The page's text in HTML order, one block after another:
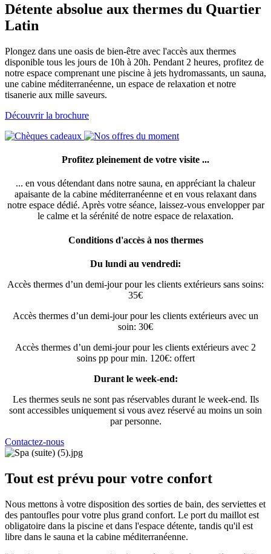
Détente absolue aux thermes du Quartier
Latin
Plongez dans une oasis de bien-être avec l'accès aux thermes
disponible tous les jours de 10h à 20h. Pendant 2 heures, profitez de
notre espace comprenant une piscine à jets hydromassants, un sauna,
une cabine méditerranéenne, un espace de relaxation et notre
tisanerie aux mille saveurs.
Découvrir la brochure
Profitez pleinement de votre visite ...
... en vous détendant dans notre sauna, en appréciant la chaleur
apaisante de la cabine méditerranéenne et en vous relaxant dans
notre espace dédié. Après votre séance, laissez-vous envelopper par
le calme et la sérénité de notre espace de relaxation.
Conditions d'accès à nos thermes
Du lundi au vendredi:
Accès thermes d’un demi-jour pour les clients extérieurs sans soins:
35€
Accès thermes d’un demi-jour pour les clients extérieurs avec un
soin: 30€
Accès thermes d’un demi-jour pour les clients extérieurs avec 2
soins pp pour min. 120€: offert
Durant le week-end:
Les thermes seuls ne sont pas réservables durant le week-end. Ils
sont accessibles uniquement si vous avez réservé au moins un soin
par personne.
Contactez-nous
Tout est prévu pour votre confort
Nous mettons à votre disposition des sorties de bain, des serviettes et
des pantoufles pour votre plus grand confort. Le port du maillot est
obligatoire dans la piscine et dans l'espace détente, tandis qu'il est
libre dans le sauna et la cabine méditerranéenne.